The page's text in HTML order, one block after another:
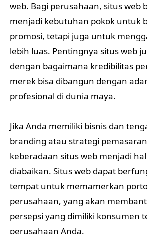
web. Bagi perusahaan, situs web
menjadi kebutuhan pokok untuk
promosi, tetapi juga untuk
lebih luas. Pentingnya situs web
dengan bagaimana kredibilitas
merek bisa dibangun dengan
profesional di dunia maya.
Jika Anda memiliki bisnis dan
branding atau strategi
keberadaan situs web menjadi
diabaikan. Situs web dapat
tempat untuk memamerkan
perusahaan, yang akan
persepsi yang dimiliki konsumen
perusahaan Anda.